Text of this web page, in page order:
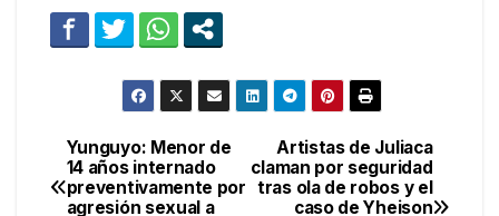
Navegación
de
Artistas de Juliaca
claman por seguridad
tras ola de robos y el
caso de Yheison
Yunguyo: Menor de
14 años internado
preventivamente por
agresión sexual a